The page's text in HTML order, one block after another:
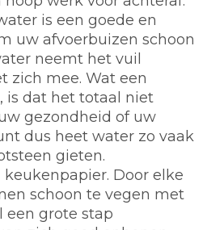
is een goede en
uw afvoerbuizen schoon
neemt het vuil
zich mee. Wat een
is dat het totaal niet
gezondheid of uw
dus heet water zo vaak
gieten.
Door elke
schoon te vegen met
een grote stap